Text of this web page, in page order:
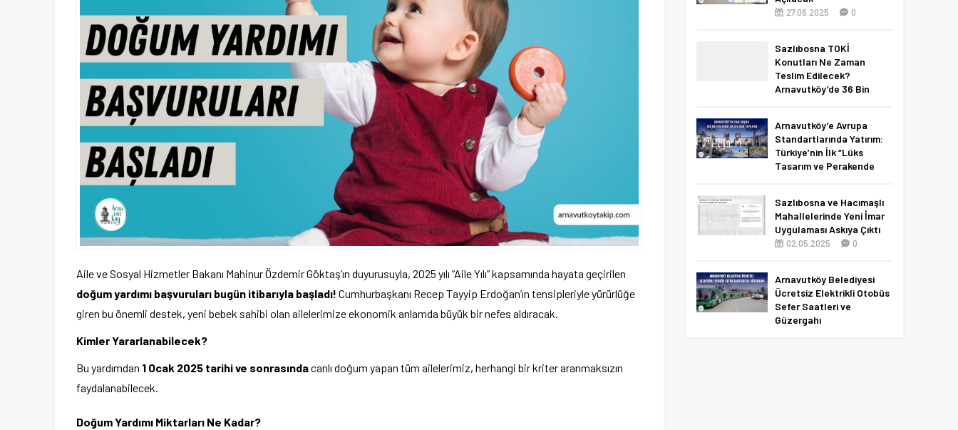
Aile ve Sosyal Hizmetler Bakanı Mahinur Özdemir Göktaş’ın duyurusuyla, 2025 yılı “Aile Yılı” kapsamında hayata geçirilen
doğum yardımı başvuruları bugün itibarıyla başladı! Cumhurbaşkanı Recep Tayyip Erdoğan’ın tensipleriyle yürürlüğe
giren bu önemli destek, yeni bebek sahibi olan ailelerimize ekonomik anlamda büyük bir nefes aldıracak.
Kimler Yararlanabilecek?
Bu yardımdan 1 Ocak 2025 tarihi ve sonrasındacanlı doğum yapan tüm ailelerimiz, herhangi bir kriter aranmaksızın
faydalanabilecek.
Doğum Yardımı Miktarları Ne Kadar?
27.06.2025 0
Sazlıbosna TOKİ
Konutları Ne Zaman
Teslim Edilecek?
Arnavutköy’de 36 Bin
11.04.2026 0
Arnavutköy’e Avrupa
Standartlarında Yatırım:
Türkiye’nin İlk “Lüks
Tasarım ve Perakende
Sazlıbosna ve Hacımaşlı
Mahallelerinde Yeni İmar
Uygulaması Askıya Çıktı
02.05.2025 0
Arnavutköy Belediyesi
Ücretsiz Elektrikli Otobüs
Sefer Saatleri ve
Güzergahı